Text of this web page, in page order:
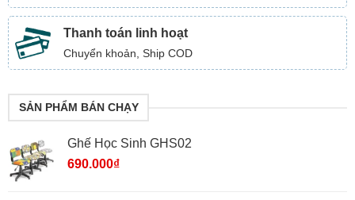
Thanh toán linh hoạt
Chuyển khoản, Ship COD
SẢN PHẨM BÁN CHẠY
Ghế Học Sinh GHS02
690.000₫